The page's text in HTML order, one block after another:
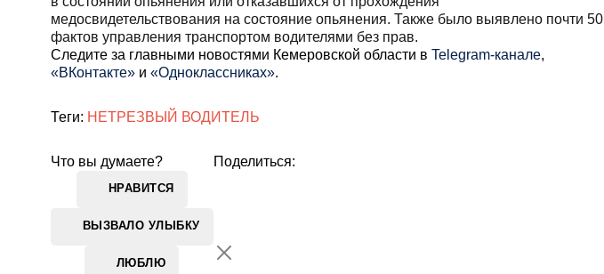
медосвидетельствования на состояние опьянения. Также было выявлено почти 50
фактов управления транспортом водителями без прав.
Cледите за главными новостями Кемеровской области в Telegram-канале,
«ВКонтакте» и «Одноклассниках».
Теги: НЕТРЕЗВЫЙ ВОДИТЕЛЬ
Что вы думаете?
НРАВИТСЯ
ВЫЗВАЛО УЛЫБКУ
ЛЮБЛЮ
Поделиться: